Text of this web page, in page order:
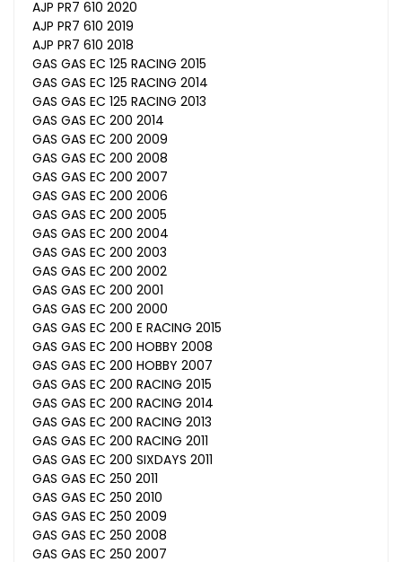
AJP PR7 610 2020
AJP PR7 610 2019
AJP PR7 610 2018
GAS GAS EC 125 RACING 2015
GAS GAS EC 125 RACING 2014
GAS GAS EC 125 RACING 2013
GAS GAS EC 200 2014
GAS GAS EC 200 2009
GAS GAS EC 200 2008
GAS GAS EC 200 2007
GAS GAS EC 200 2006
GAS GAS EC 200 2005
GAS GAS EC 200 2004
GAS GAS EC 200 2003
GAS GAS EC 200 2002
GAS GAS EC 200 2001
GAS GAS EC 200 2000
GAS GAS EC 200 E RACING 2015
GAS GAS EC 200 HOBBY 2008
GAS GAS EC 200 HOBBY 2007
GAS GAS EC 200 RACING 2015
GAS GAS EC 200 RACING 2014
GAS GAS EC 200 RACING 2013
GAS GAS EC 200 RACING 2011
GAS GAS EC 200 SIXDAYS 2011
GAS GAS EC 250 2011
GAS GAS EC 250 2010
GAS GAS EC 250 2009
GAS GAS EC 250 2008
GAS GAS EC 250 2007